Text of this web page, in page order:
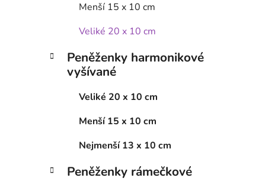
e
Menší 15 x 10 cm
Veliké 20 x 10 cm
Peněženky harmonikové
vyšívané
Veliké 20 x 10 cm
Menší 15 x 10 cm
Nejmenší 13 x 10 cm
Peněženky rámečkové